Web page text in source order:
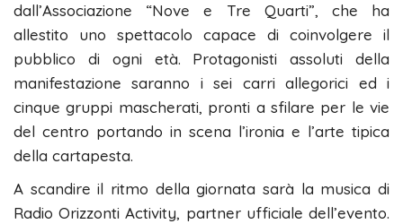
dall’Associazione “Nove e Tre Quarti”, che ha
allestito uno spettacolo capace di coinvolgere il
pubblico di ogni età. Protagonisti assoluti della
manifestazione saranno i sei carri allegorici ed i
cinque gruppi mascherati, pronti a sfilare per le vie
del centro portando in scena l’ironia e l’arte tipica
della cartapesta.
A scandire il ritmo della giornata sarà la musica di
Radio Orizzonti Activity, partner ufficiale dell’evento.